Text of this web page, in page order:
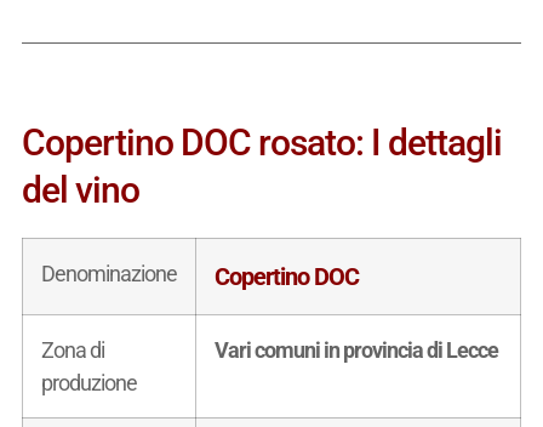
Copertino DOC rosato: I dettagli
del vino
Denominazione Copertino DOC
Zona di
produzione
Vari comuni in provincia di Lecce